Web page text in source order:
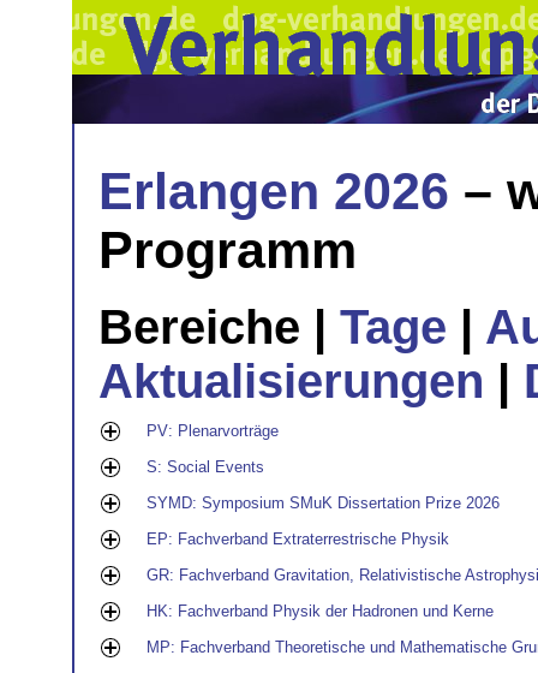
Erlangen 2026 –
Programm
Bereiche | Tage
Aktualisierungen
PV: Plenarvorträge
S: Social Events
SYMD: Symposium SMuK Dissertation Prize 2026
EP: Fachverband Extraterrestrische Physik
GR: Fachverband Gravitation, Relativistische
HK: Fachverband Physik der Hadronen und Kerne
MP: Fachverband Theoretische und Mathematische